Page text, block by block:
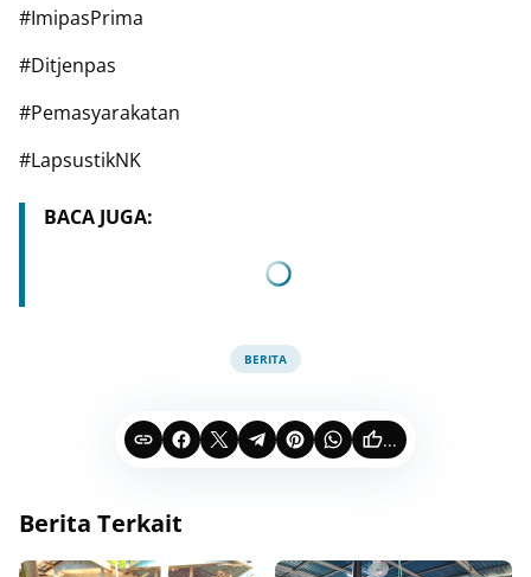
#ImipasPrima
#Ditjenpas
#Pemasyarakatan
#LapsustikNK
BACA JUGA:
BERITA
...
Berita Terkait